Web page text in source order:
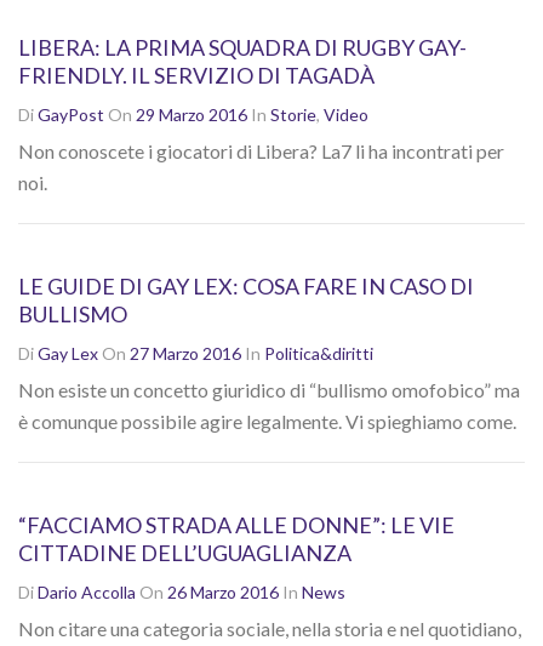
LIBERA: LA PRIMA SQUADRA DI RUGBY GAY-
FRIENDLY. IL SERVIZIO DI TAGADÀ
DiGayPost On 29 Marzo 2016 In Storie, Video
Non conoscete i giocatori di Libera? La7 li ha incontrati per
noi.
LE GUIDE DI GAY LEX: COSA FARE IN CASO DI
BULLISMO
DiGay Lex On 27 Marzo 2016 In Politica&diritti
Non esiste un concetto giuridico di “bullismo omofobico” ma
è comunque possibile agire legalmente. Vi spieghiamo come.
“FACCIAMO STRADA ALLE DONNE”: LE VIE
CITTADINE DELL’UGUAGLIANZA
DiDario Accolla On 26 Marzo 2016 In News
Non citare una categoria sociale, nella storia e nel quotidiano,